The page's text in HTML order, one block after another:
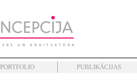
PORTFOLIO PUBLIKĀCIJAS